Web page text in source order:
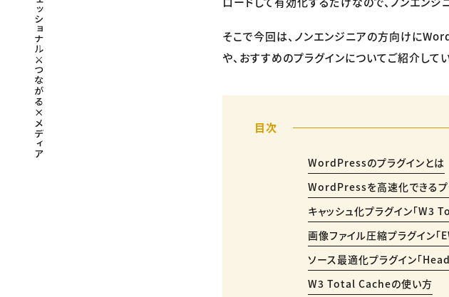
そこで今回は、ノンエンジニアの方向けに
や、おすすめのプラグインについてご紹介してい
WordPressのプラグインとは
WordPressを高速化できるプ
キャッシュ化プラグイン「W3
画像ファイル圧縮プラグイン
ソース最適化プラグイン「
W3 Total Cacheの使い方